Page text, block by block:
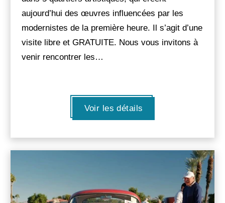
aujourd’hui des œuvres influencées par les
modernistes de la première heure. Il s’agit d’une
visite libre et GRATUITE. Nous vous invitons à
venir rencontrer les…
Voir les détails